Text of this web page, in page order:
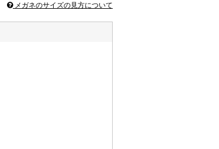
メガネのサイズの見方について